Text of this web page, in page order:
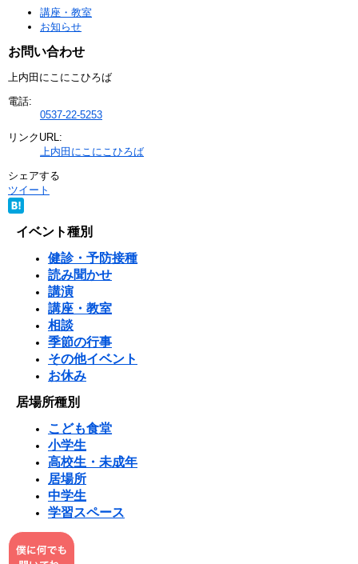
講座・教室
お知らせ
お問い合わせ
上内田にこにこひろば
電話:
0537-22-5253
リンクURL:
上内田にこにこひろば
シェアする
ツイート
イベント種別
健診・予防接種
読み聞かせ
講演
講座・教室
相談
季節の行事
その他イベント
お休み
居場所種別
こども食堂
小学生
高校生・未成年
居場所
中学生
学習スペース